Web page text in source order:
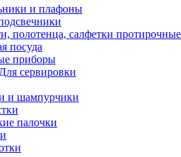
и плафоны
полотенца, салфетки протирочные
посуда
приборы
сервировки
и шампурчики
палочки